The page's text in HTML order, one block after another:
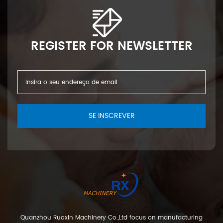
REGISTER FOR NEWSLETTER
SE INSCREVER
Quanzhou Ruoxin Machinery Co.,Ltd focus on manufacturing